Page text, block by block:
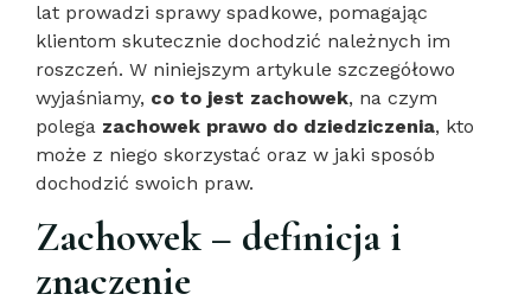
lat prowadzi sprawy spadkowe, pomagając
klientom skutecznie dochodzić należnych im
roszczeń. W niniejszym artykule szczegółowo
wyjaśniamy, co to jest zachowek, na czym
polega zachowek prawo do dziedziczenia, kto
może z niego skorzystać oraz w jaki sposób
dochodzić swoich praw.
Zachowek – definicja i
znaczenie